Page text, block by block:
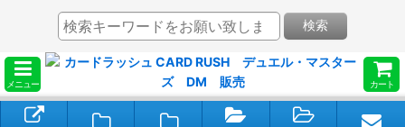
メニュー カート
検索